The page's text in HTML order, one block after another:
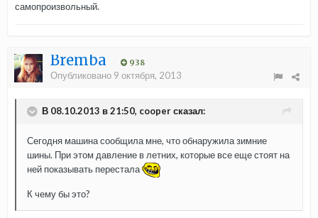
самопроизвольный.
Bremba 938
Опубликовано 9 октября, 2013
В 08.10.2013 в 21:50, cooper сказал:
Сегодня машина сообщила мне, что обнаружила зимние
шины. При этом давление в летних, которые все еще стоят на
ней показывать перестала
К чему бы это?